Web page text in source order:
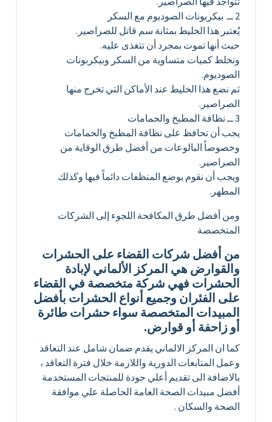
2 ــ بيكربونات الصوديوم مع السكر
يُعتبر هذا الخليط بمثابة سم قاتل للصراصير.
حيث أنها تموت بمجرد أن تتغذى عليه.
ونخلط كميات متساوية من السكر وبيكربونات
الصوديوم.
ثم نضع هذا الخليط عند الأماكن التي تخرج منها
الصراصير.
3 ــ نظافة المطبخ والحمامات
يجب أن تحافظ على نظافة المطبخ والحمامات
وخصوصاً البالوعات من أفضل طرق الوقاية من
الصراصير.
ويجب أن نقوم بوضع المنظفات دائماً فيها وكذلك
المطهر.
ومن أفضل طرق المكافحة اللجوء إلى الشركات
المتخصصة
من أفضل شركات القضاء على الحشرات
والقوارض هي المركز الألماني لإبادة
الحشرات فهي شركة متخصصة في القضاء
على الفئران وجميع أنواع الحشرات بأفضل
المبيدات المتخصصة سواء حشرات طائرة
أو زاحفة أو قوارض.
كما ان المركز الالماني يقدم ضمان شامل عند التعاقد
وعمل المتابعات الدورية واللازمة خلال فترة التعاقد ،
بالاضافة الى تقديم أعلي جودة للمنتجات المستخدمة
أفضل مبيدات الصحة العامة الحاصلة علي موافقة
الصحة والسكان .